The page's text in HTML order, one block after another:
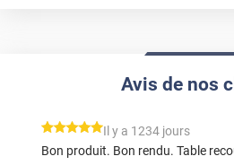
Avis de nos
*****
Il y a 1234 jours
Bon produit. Bon rendu. Table